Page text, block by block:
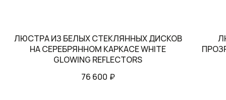
ЛЮСТРА ИЗ БЕЛЫХ СТЕКЛЯННЫХ ДИСКОВ
НА СЕРЕБРЯННОМ КАРКАСЕ WHITE
GLOWING REFLECTORS
76 600 ₽